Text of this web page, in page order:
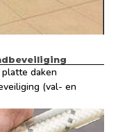
daken
(val- en